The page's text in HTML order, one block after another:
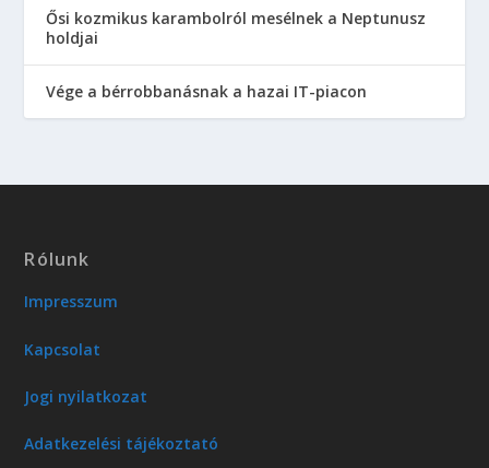
Ősi kozmikus karambolról mesélnek a Neptunusz
holdjai
Vége a bérrobbanásnak a hazai IT-piacon
Rólunk
Impresszum
Kapcsolat
Jogi nyilatkozat
Adatkezelési tájékoztató